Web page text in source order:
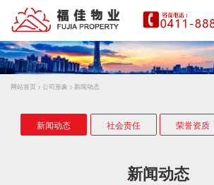
网站首页 > 公司形象 > 新闻动态
新闻动态 社会责任 荣誉资质
新闻动态